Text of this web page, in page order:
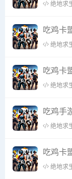
绝地求
绝地求
绝地求
吃鸡手
绝地求
绝地求